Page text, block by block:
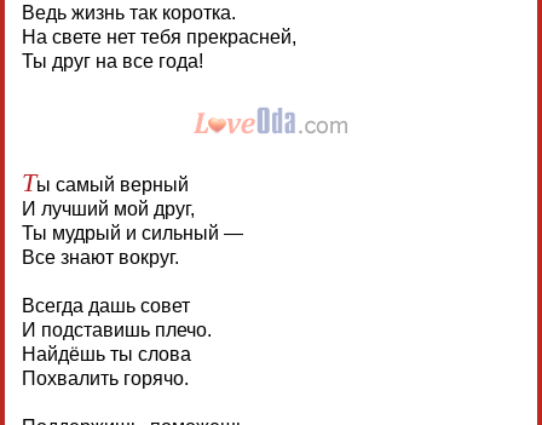
Ведь жизнь так коротка.
На свете нет тебя прекрасней,
Ты друг на все года!
Ты самый верный
И лучший мой друг,
Ты мудрый и сильный —
Все знают вокруг.
Всегда дашь совет
И подставишь плечо.
Найдёшь ты слова
Похвалить горячо.